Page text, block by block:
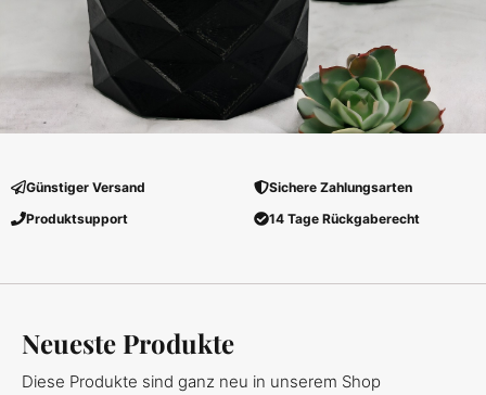
Günstiger Versand
Sichere Zahlungsarten
Produktsupport
14 Tage Rückgaberecht
Neueste Produkte
Diese Produkte sind ganz neu in unserem Shop